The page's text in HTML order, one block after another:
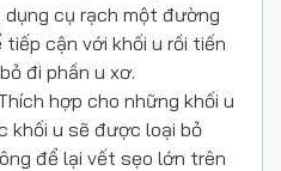
cụ rạch một đường
cận với khối u rồi tiến
đi phần u xơ.
hợp cho những khối u
khối u sẽ được loại bỏ
để lại vết sẹo lớn trên